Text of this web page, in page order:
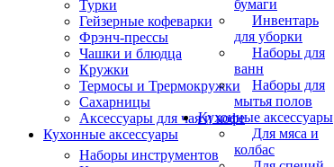
бумаги
Инвентарь
для уборки
Наборы для
ванн
Наборы для
мытья полов
Кухонные аксессуары
Для мяса и
колбас
Турки
Гейзерные кофеварки
Фрэнч-прессы
Чашки и блюдца
Кружки
Термосы и Трермокружки
Сахарницы
Аксессуары для чая и кофе
Кухонные аксессуары
Наборы инструментов